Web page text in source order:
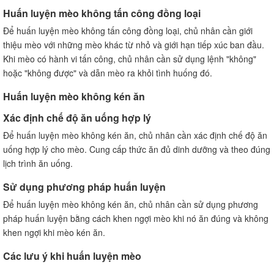
Huấn luyện mèo không tấn công đồng loại
Để huấn luyện mèo không tấn công đồng loại, chủ nhân cần giới
thiệu mèo với những mèo khác từ nhỏ và giới hạn tiếp xúc ban đầu.
Khi mèo có hành vi tấn công, chủ nhân cần sử dụng lệnh "không"
hoặc "không được" và dẫn mèo ra khỏi tình huống đó.
Huấn luyện mèo không kén ăn
Xác định chế độ ăn uống hợp lý
Để huấn luyện mèo không kén ăn, chủ nhân cần xác định chế độ ăn
uống hợp lý cho mèo. Cung cấp thức ăn đủ dinh dưỡng và theo đúng
lịch trình ăn uống.
Sử dụng phương pháp huấn luyện
Để huấn luyện mèo không kén ăn, chủ nhân cần sử dụng phương
pháp huấn luyện bằng cách khen ngợi mèo khi nó ăn đúng và không
khen ngợi khi mèo kén ăn.
Các lưu ý khi huấn luyện mèo